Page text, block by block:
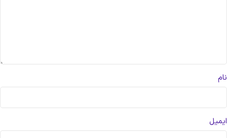
نام
ایمیل